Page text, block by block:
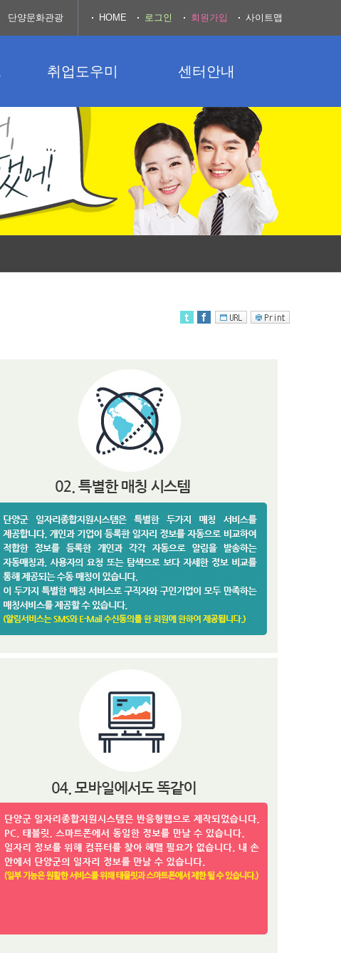
취업도우미 센터안내
단양문화관광 HOME 로그인 회원가입 사이트맵